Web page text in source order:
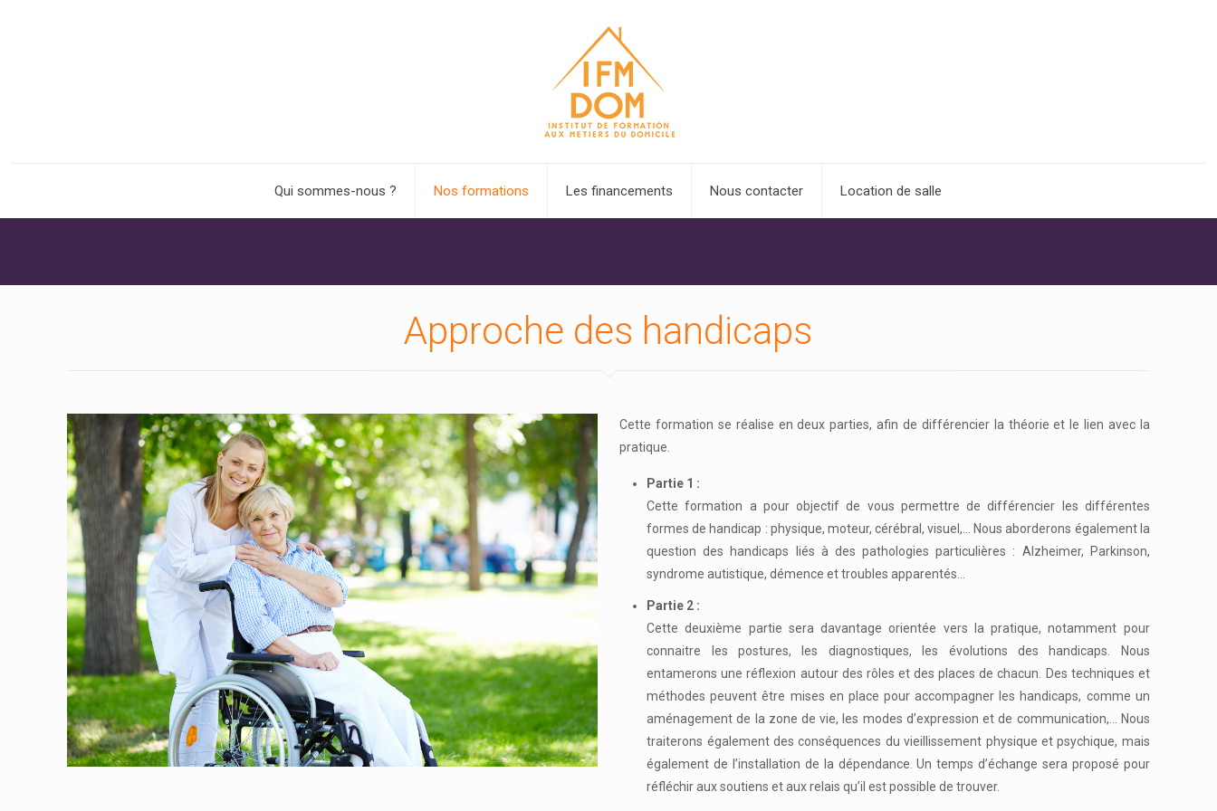
Qui sommes-nous ? Nos formations Les financements Nous contacter Location de salle
Approche des handicaps
Cette formation se réalise en deux parties, afin de différencier la théorie et le lien avec la
pratique.
Partie 1 :
Cette formation a pour objectif de vous permettre de différencier les différentes
formes de handicap : physique, moteur, cérébral, visuel,… Nous aborderons également la
question des handicaps liés à des pathologies particulières : Alzheimer, Parkinson,
syndrome autistique, démence et troubles apparentés…
Partie 2 :
Cette deuxième partie sera davantage orientée vers la pratique, notamment pour
connaitre les postures, les diagnostiques, les évolutions des handicaps. Nous
entamerons une réflexion autour des rôles et des places de chacun. Des techniques et
méthodes peuvent être mises en place pour accompagner les handicaps, comme un
aménagement de la zone de vie, les modes d’expression et de communication,… Nous
traiterons également des conséquences du vieillissement physique et psychique, mais
également de l’installation de la dépendance. Un temps d’échange sera proposé pour
réfléchir aux soutiens et aux relais qu’il est possible de trouver.